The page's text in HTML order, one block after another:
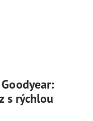
s rýchlou